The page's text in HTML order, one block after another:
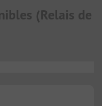
(Relais de